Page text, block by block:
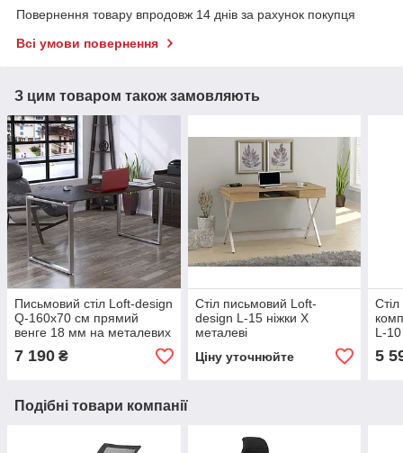
Повернення товару впродовж 14 днів за рахунок покупця
Всі умови повернення
З цим товаром також замовляють
Письмовий стіл Loft-design
Q-160х70 см прямий
венге 18 мм на металевих
ніжках хром
7 190 ₴
Стіл письмовий Loft-
design L-15 ніжки X
металеві
Ціну уточнюйте
L-
5
Подібні товари компанії